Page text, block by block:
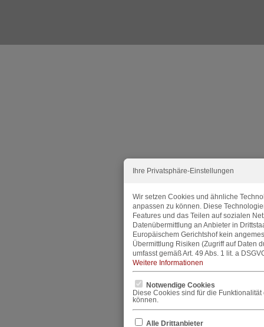
Ihre Privatsphäre-Einstellungen
Wir setzen Cookies und ähnliche
anpassen zu können. Diese
Features und das Teilen auf sozialen
Datenübermittlung an Anbieter in
Europäischem Gerichtshof kein
Übermittlung Risiken (Zugriff auf Daten
umfasst gemäß Art. 49 Abs. 1 lit. a
Weitere Informationen
Notwendige Cookies
Diese Cookies sind für die
können.
Alle Drittanbieter